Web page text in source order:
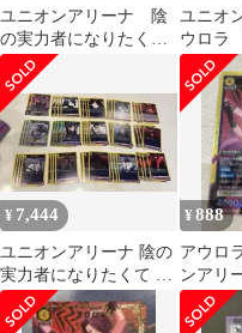
ユニオンアリーナ 陰
の実力者になりたく
て アウロラ SR
ユニオ
ウロラ
ラレル
¥ 7,444
ユニオンアリーナ 陰の
実力者になりたくて ク
レア・アウロラデッキ
パーツ SR 黄
¥888
アウロ
ンアリ
者にな